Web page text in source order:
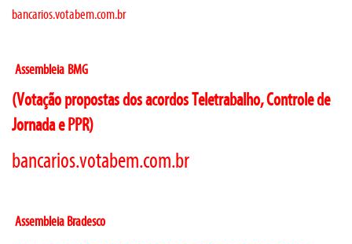
bancarios.votabem.com.br
Assembleia BMG
(Votação propostas dos acordos Teletrabalho, Controle de
Jornada e PPR)
bancarios.votabem.com.br
Assembleia Bradesco